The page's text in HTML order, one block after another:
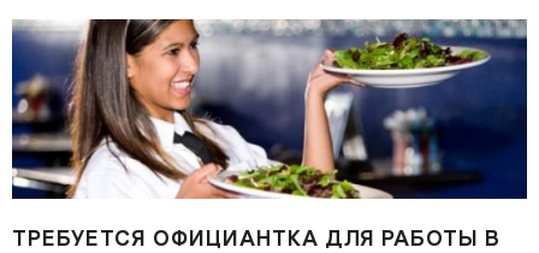
ТРЕБУЕТСЯ ОФИЦИАНТКА ДЛЯ РАБОТЫ В